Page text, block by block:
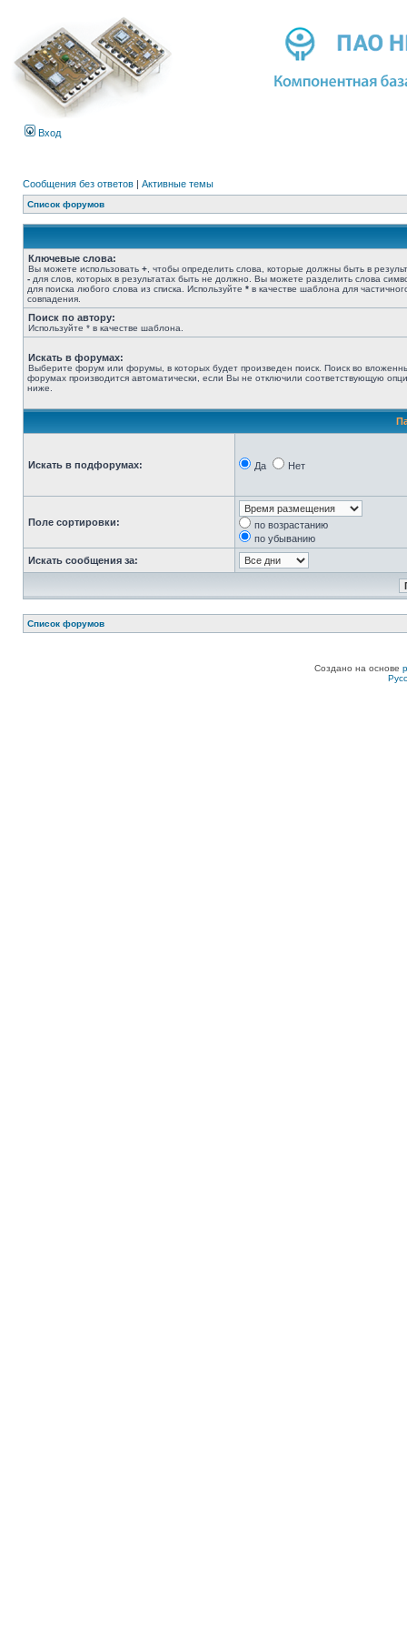
Вход
Сообщения без ответов | Активные темы
Список форумов
Ключевые слова:
Вы можете использовать + , чтобы определить слова, которые должны быть в
- для слов, которых в результатах быть не должно. Вы можете разделить слова
для поиска любого слова из списка. Используйте * в качестве шаблона для
совпадения.
Поиск по автору:
Используйте * в качестве шаблона.
Искать в форумах:
Выберите форум или форумы, в которых будет произведен поиск. Поиск во
форумах производится автоматически, если Вы не отключили соответствующую
ниже.
Искать в подфорумах: Да Нет
Поле сортировки:
по возрастанию
по убыванию
Искать сообщения за:
Список форумов
Создано на основе